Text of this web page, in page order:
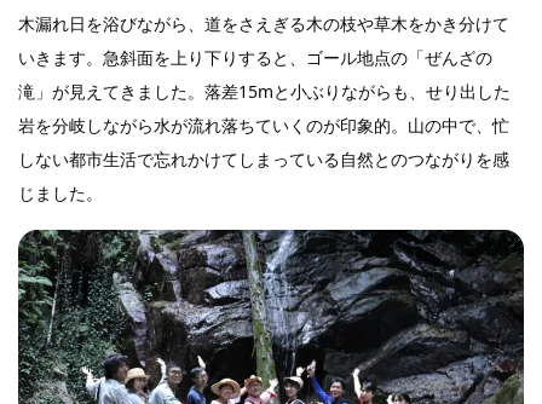
木漏れ日を浴びながら、道をさえぎる木の枝や草木をかき分けて
いきます。急斜面を上り下りすると、ゴール地点の「ぜんざの
滝」が見えてきました。落差15mと小ぶりながらも、せり出した
岩を分岐しながら水が流れ落ちていくのが印象的。山の中で、忙
しない都市生活で忘れかけてしまっている自然とのつながりを感
じました。